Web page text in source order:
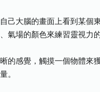
大腦的畫面上看到某個東
場的顏色來練習靈視力的
感覺，觸摸一個物體來獲
。